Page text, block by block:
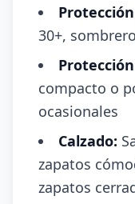
30+,
compacto o
ocasionales
Calzado:
zapatos
zapatos